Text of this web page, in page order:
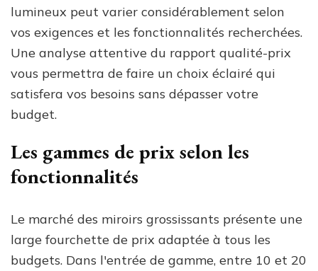
lumineux peut varier considérablement selon
vos exigences et les fonctionnalités recherchées.
Une analyse attentive du rapport qualité-prix
vous permettra de faire un choix éclairé qui
satisfera vos besoins sans dépasser votre
budget.
Les gammes de prix selon les
fonctionnalités
Le marché des miroirs grossissants présente une
large fourchette de prix adaptée à tous les
budgets. Dans l'entrée de gamme, entre 10 et 20